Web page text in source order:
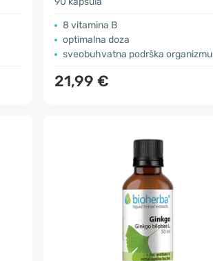
8 vitamina B
optimalna doza
sveobuhvatna podrška organizmu
21,99 €